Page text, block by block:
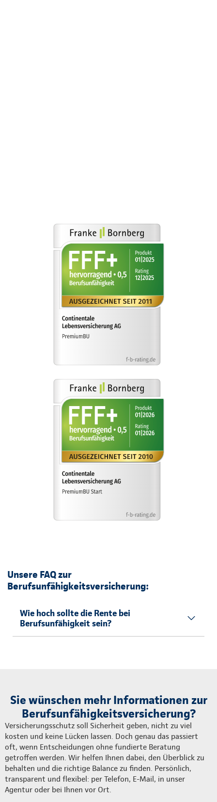
Unsere FAQ zur
Berufsunfähigkeitsversicherung:
Wie hoch sollte die Rente bei
Berufsunfähigkeit sein?
Sie wünschen mehr Informationen zur
Berufsunfähigkeitsversicherung?
Versicherungsschutz soll Sicherheit geben, nicht zu viel
kosten und keine Lücken lassen. Doch genau das passiert
oft, wenn Entscheidungen ohne fundierte Beratung
getroffen werden. Wir helfen Ihnen dabei, den Überblick zu
behalten und die richtige Balance zu finden. Persönlich,
transparent und flexibel: per Telefon, E-Mail, in unser
Agentur oder bei Ihnen vor Ort.